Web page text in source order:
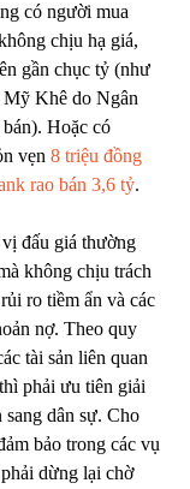
có người mua
chịu hạ giá,
gần chục tỷ (như
Khê do Ngân
Hoặc có
vẹn 8 triệu đồng
rao bán 3,6 tỷ.
đấu giá thường
không chịu trách
ro tiềm ẩn và các
nợ. Theo quy
tài sản liên quan
phải ưu tiên giải
dân sự. Cho
bảo trong các vụ
dừng lại chờ